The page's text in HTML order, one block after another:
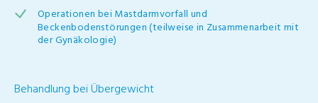
Operationen bei Mastdarmvorfall und
Beckenbodenstörungen (teilweise in Zusammenarbeit mit
der Gynäkologie)
Behandlung bei Übergewicht